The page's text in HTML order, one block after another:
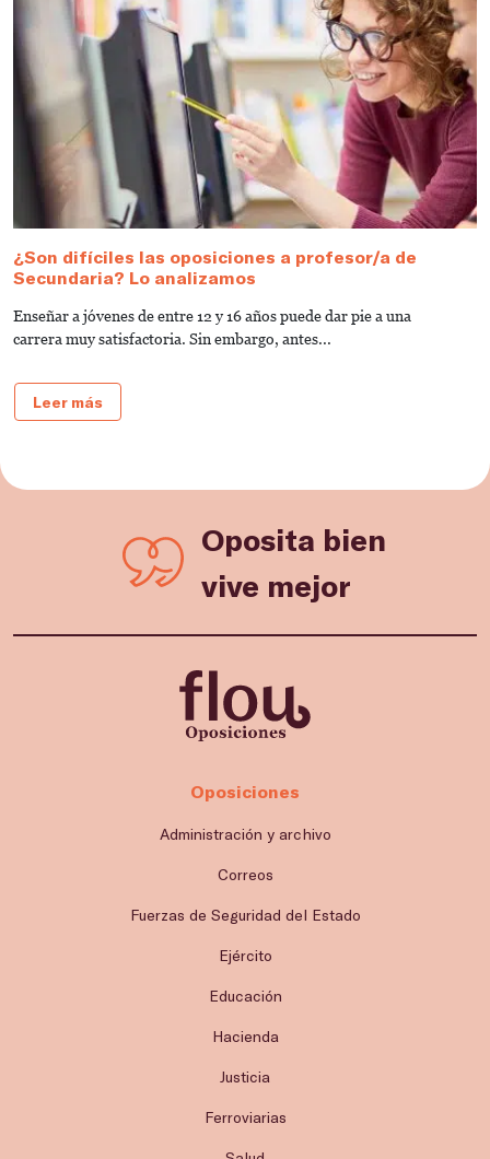
¿Son difíciles las oposiciones a profesor/a de
Secundaria? Lo analizamos
Enseñar a jóvenes de entre 12 y 16 años puede dar pie a una
carrera muy satisfactoria. Sin embargo, antes...
Leer más
Oposita bien
vive mejor
Oposiciones
Administración y archivo
Correos
Fuerzas de Seguridad del Estado
Ejército
Educación
Hacienda
Justicia
Ferroviarias